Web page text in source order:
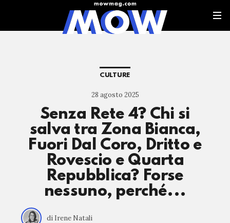
CULTURE
28 agosto 2025
Senza Rete 4? Chi si
salva tra Zona Bianca,
Fuori Dal Coro, Dritto e
Rovescio e Quarta
Repubblica? Forse
nessuno, perché...
di Irene Natali